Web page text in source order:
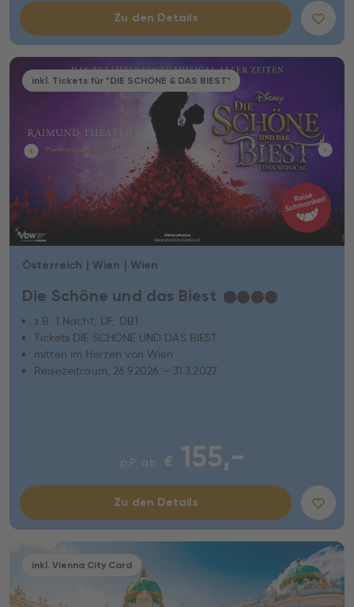
Zu den Details
inkl. Tickets für "DIE SCHÖNE & DAS BIEST"
Österreich | Wien | Wien
Die Schöne und das Biest ★★★★
z.B. 1 Nacht, ÜF, DB1
Tickets DIE SCHÖNE UND DAS BIEST
mitten im Herzen von Wien
Reisezeitraum: 26.9.2026 – 31.3.2027
p.P. ab € 155,-
Zu den Details
inkl. Vienna City Card